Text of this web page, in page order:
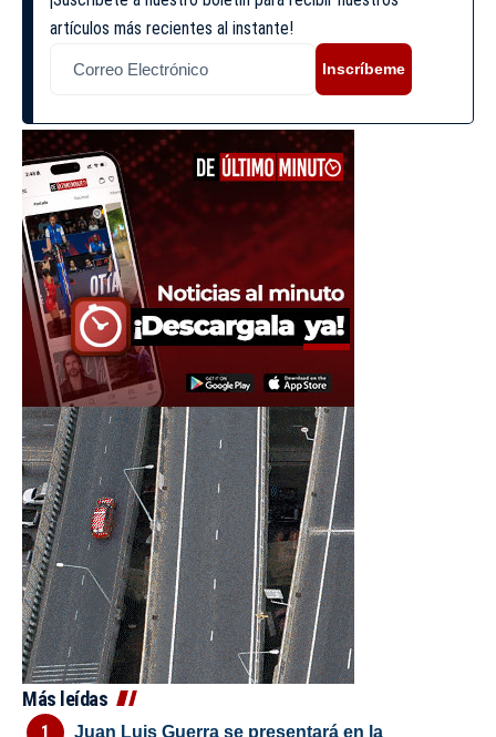
artículos más recientes al instante!
Inscríbeme
Más leídas
Juan Luis Guerra se presentará en la